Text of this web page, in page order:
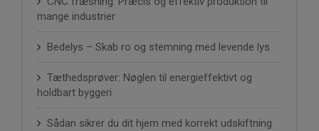
mange industrier
Bedelys – Skab ro og stemning med levende lys
Tæthedsprøver: Nøglen til energieffektivt og
holdbart byggeri
Sådan sikrer du dit hjem med korrekt udskiftning